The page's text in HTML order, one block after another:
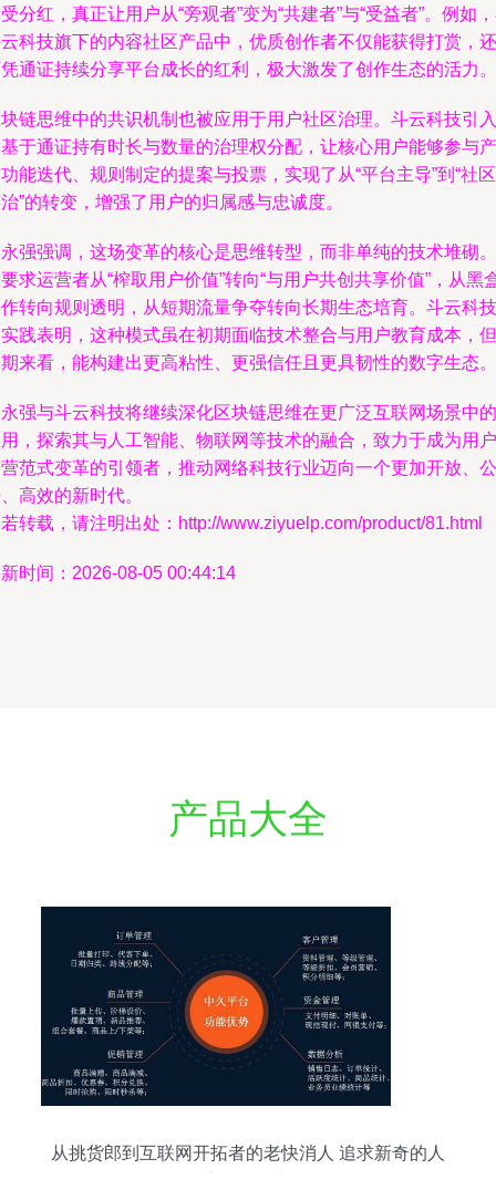
分红，真正让用户从“旁观者”变为“共建者”与“受益者”。例如
科技旗下的内容社区产品中，优质创作者不仅能获得打赏，还
通证持续分享平台成长的红利，极大激发了创作生态的活力。
链思维中的共识机制也被应用于用户社区治理。斗云科技引入
于通证持有时长与数量的治理权分配，让核心用户能够参与产
能迭代、规则制定的提案与投票，实现了从“平台主导”到“社区
”的转变，增强了用户的归属感与忠诚度。
强强调，这场变革的核心是思维转型，而非单纯的技术堆砌。
求运营者从“榨取用户价值”转向“与用户共创共享价值”，从黑
转向规则透明，从短期流量争夺转向长期生态培育。斗云科技
践表明，这种模式虽在初期面临技术整合与用户教育成本，但
来看，能构建出更高粘性、更强信任且更具韧性的数字生态。
强与斗云科技将继续深化区块链思维在更广泛互联网场景中的
，探索其与人工智能、物联网等技术的融合，致力于成为用户
范式变革的引领者，推动网络科技行业迈向一个更加开放、公
高效的新时代。
转载，请注明出处：http://www.ziyuelp.com/product/81.html
时间：2026-08-05 00:44:14
产品大全
从挑货郎到互联网开拓者的老快消人 追求新奇的人